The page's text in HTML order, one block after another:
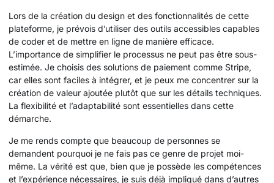
Lors de la création du design et des fonctionnalités de cette
plateforme, je prévois d’utiliser des outils accessibles capables
de coder et de mettre en ligne de manière efficace.
L’importance de simplifier le processus ne peut pas être sous-
estimée. Je choisis des solutions de paiement comme Stripe,
car elles sont faciles à intégrer, et je peux me concentrer sur la
création de valeur ajoutée plutôt que sur les détails techniques.
La flexibilité et l’adaptabilité sont essentielles dans cette
démarche.
Je me rends compte que beaucoup de personnes se
demandent pourquoi je ne fais pas ce genre de projet moi-
même. La vérité est que, bien que je possède les compétences
et l’expérience nécessaires, je suis déjà impliqué dans d’autres